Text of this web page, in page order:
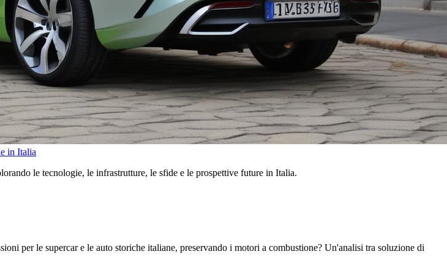
in Italia
le tecnologie, le infrastrutture, le sfide e le prospettive future in Italia.
per le supercar e le auto storiche italiane, preservando i motori a combustione? Un'analisi tra soluzione di